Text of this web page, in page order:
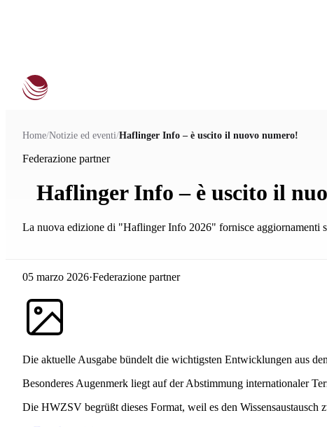
Home/Notizie ed eventi/Haflinger Info – è uscito il nuovo numero!
Federazione partner
Haflinger Info – è uscito il
La nuova edizione di "Haflinger Info 2026" fornisce aggiornamenti
05 marzo 2026·Federazione partner
Die aktuelle Ausgabe bündelt die wichtigsten Entwicklungen aus
Besonderes Augenmerk liegt auf der Abstimmung internationaler
Die HWZSV begrüßt dieses Format, weil es den